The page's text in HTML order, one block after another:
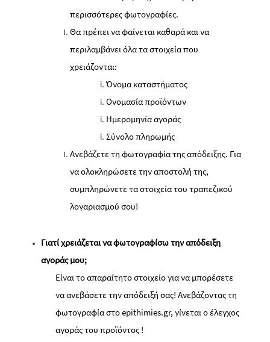
περισσότερες φωτογραφίες.
Θα πρέπει να φαίνεται καθαρά και να
περιλαμβάνει όλα τα στοιχεία που
χρειάζονται:
Όνομα καταστήματος
Ονομασία προϊόντων
Ημερομηνία αγοράς
Σύνολο πληρωμής
Ανεβάζετε τη φωτογραφία της απόδειξης. Για
να ολοκληρώσετε την αποστολή της,
συμπληρώνετε τα στοιχεία του τραπεζικού
λογαριασμού σου!
Γιατί χρειάζεται να φωτογραφίσω την απόδειξη
αγοράς μου;
Είναι το απαραίτητο στοιχείο για να μπορέσετε
να ανεβάσετε την απόδειξή σας! Ανεβάζοντας τη
φωτογραφία στο epithimies.gr, γίνεται ο έλεγχος
αγοράς του προϊόντος !